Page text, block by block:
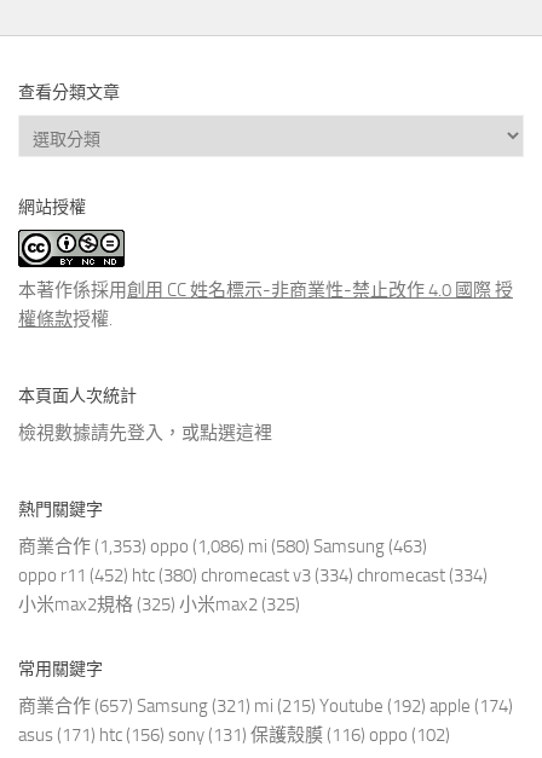
查看分類文章
查
看
類
文
章
網站授權
本著作係採用創用 CC 姓名標示-非商業性-禁止改作 4.0 國際 授
權條款授權.
本頁面人次統計
檢視數據請先登入，或點選這裡
熱門關鍵字
商業合作 (1,353) oppo (1,086) mi (580) Samsung (463)
oppo r11 (452) htc (380) chromecast v3 (334) chromecast (334)
小米max2規格 (325) 小米max2 (325)
常用關鍵字
商業合作 (657) Samsung (321) mi (215) Youtube (192) apple (174)
asus (171) htc (156) sony (131) 保護殼膜 (116) oppo (102)